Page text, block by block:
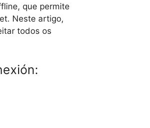
que permite
Neste artigo,
todos os